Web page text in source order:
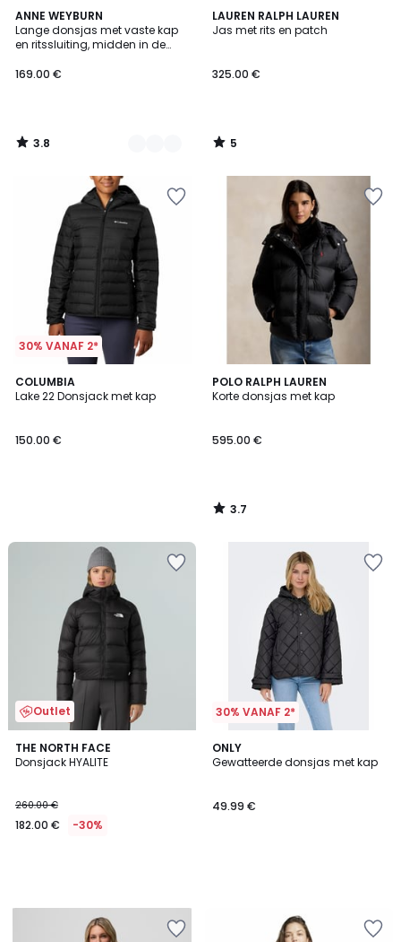
ANNE WEYBURN
Lange donsjas met vaste kap
en ritssluiting, midden in de
169.00 €
3.8
/ 5
3
Kleuren
3.8
/
LAUREN RALPH LAUREN
Jas met rits en patch
325.00 €
5
/
5
/
30% VANAF 2*
COLUMBIA
Lake 22 Donsjack met kap
150.00 €
POLO RALPH LAUREN
Korte donsjas met kap
595.00 €
3.7
/ 5
3.7
/
Outlet
THE NORTH FACE
Donsjack HYALITE
260.00 €
182.00 € -30%
30% VANAF 2*
ONLY
Gewatteerde donsjas met kap
49.99 €